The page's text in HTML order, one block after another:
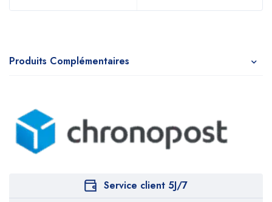
Produits Complémentaires
Service client 5J/7